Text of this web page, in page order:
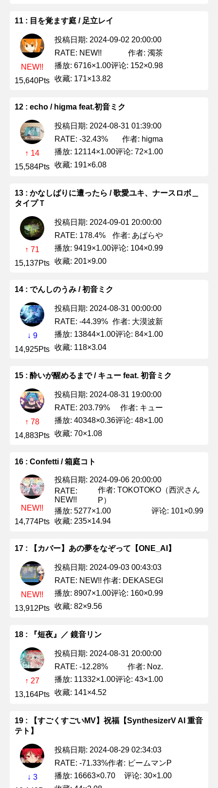
11 : 目を覚ます庭 / 足立レイ
NEW!!
15,640Pts
投稿日期: 2024-09-02 20:00:00
RATE: NEW!!
作者: 濁茶
播放: 6716×1.00评论: 152×0.98
收藏: 171×13.82
12 : echo / higma feat.初音ミク
↑ 14
15,584Pts
投稿日期: 2024-08-31 01:39:00
RATE: -32.43%
作者: higma
播放: 12114×1.00评论: 72×1.00
收藏: 191×6.08
13 : かなしばりに遭ったら / 歌愛ユキ、ナースロボ＿
タイプＴ
↑ 71
15,137Pts
投稿日期: 2024-09-01 20:00:00
RATE: 178.4%
作者: あばらや
播放: 9419×1.00评论: 104×0.99
收藏: 201×9.00
14 : でんしのうみ / 初音ミク
↓ 9
14,925Pts
投稿日期: 2024-08-31 00:00:00
RATE: -44.39% 作者: 大漠波新
播放: 13844×1.00评论: 84×1.00
收藏: 118×3.04
15 : 酔いが醒めるまで / キュー feat. 初音ミク
↑ 78
14,883Pts
投稿日期: 2024-08-31 19:00:00
RATE: 203.79%
作者: キュー
播放: 40348×0.36评论: 48×1.00
收藏: 70×1.08
16 : Confetti / 箱庭コト
NEW!!
14,774Pts
投稿日期: 2024-09-06 20:00:00
RATE:
NEW!!
作者: TOKOTOKO（西沢さん
P）
播放: 5277×1.00
评论: 101×0.99
收藏: 235×14.94
17 : 【カバー】あの夢をなぞって【ONE_AI】
NEW!!
13,912Pts
投稿日期: 2024-09-03 00:43:03
RATE: NEW!! 作者: DEKASEGI
播放: 8907×1.00评论: 160×0.99
收藏: 82×9.56
18 : 『短夜』／ 鏡音リン
↑ 27
13,164Pts
投稿日期: 2024-08-31 20:00:00
RATE: -12.28%
作者: Noz.
播放: 11332×1.00评论: 43×1.00
收藏: 141×4.52
19 : 【すごくすごいMV】祝福【SynthesizerV AI 重音
テト】
↓ 3
投稿日期: 2024-08-29 02:34:03
RATE: -71.33%作者: ビームマンP
播放: 16663×0.70
评论: 30×1.00